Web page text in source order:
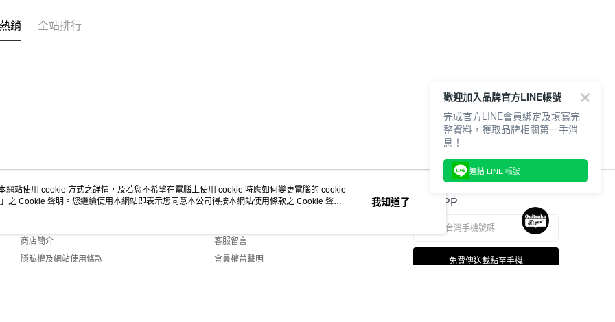
銷 全站排行
關於我們
商店簡介
隱私權及網站使用條款
客服資訊
客服留言
會員權益聲明
官方APP
免費傳送載點至手機
網站使用 cookie 方式之詳情，及若您不希望在電腦上使用 cookie 時應如何變更電腦的 cookie
」之 Cookie 聲明。您繼續使用本網站即表示您同意本公司得按本網站使用條款之 Cookie 聲明
我知道了
歡迎加入品牌官方LINE帳號
完成官方LINE會員綁定及填寫完
整資料，獲取品牌相關第一手消
息！
連結 LINE 帳號